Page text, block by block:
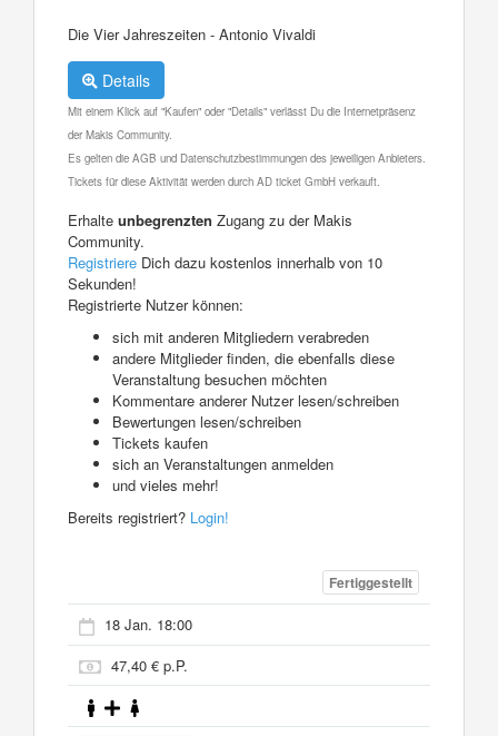
Die Vier Jahreszeiten - Antonio Vivaldi
Details
Mit einem Klick auf "Kaufen" oder "Details" verlässt Du die Internetpräsenz
der Makis Community.
Es gelten die AGB und Datenschutzbestimmungen des jeweiligen Anbieters.
Tickets für diese Aktivität werden durch AD ticket GmbH verkauft.
Erhalte unbegrenzten Zugang zu der Makis
Community.
Registriere Dich dazu kostenlos innerhalb von 10
Sekunden!
Registrierte Nutzer können:
sich mit anderen Mitgliedern verabreden
andere Mitglieder finden, die ebenfalls diese
Veranstaltung besuchen möchten
Kommentare anderer Nutzer lesen/schreiben
Bewertungen lesen/schreiben
Tickets kaufen
sich an Veranstaltungen anmelden
und vieles mehr!
Bereits registriert? Login!
Fertiggestellt
18 Jan. 18:00
47,40 € p.P.